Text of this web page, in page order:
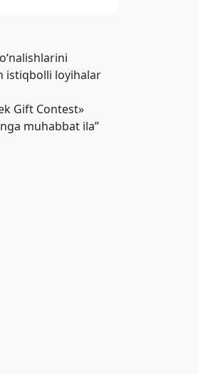
istiqbolli loyihalar
Gift Contest»
muhabbat ila”